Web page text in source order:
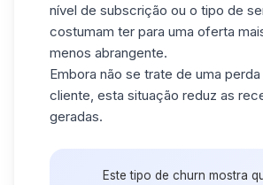
nível de subscrição ou o tipo de
costumam ter para uma oferta
menos abrangente.
Embora não se trate de uma
cliente, esta situação reduz as
geradas.
Este tipo de churn mostra